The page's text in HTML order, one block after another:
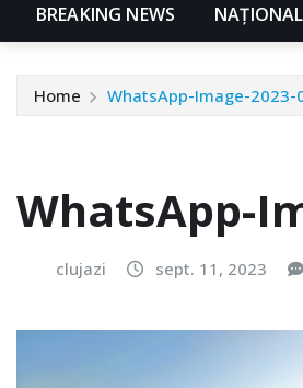
BREAKING NEWS NAŢIONAL
Home WhatsApp-Image-
WhatsApp-
clujazi sept. 11, 2023